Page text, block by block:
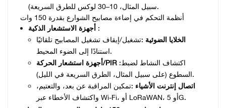
سبيل المثال، 10–30 لوكس للطرق السريعة).
أنظمة التحكم في إضاءة مصابيح الشوارع بقدرة 150 وات
:
الخلايا الضوئية :تشغيل/إيقاف تشغيل المصابيح تلقائيًا
استنادًا إلى الضوء المحيط.
أجهزة استشعار الحركة/PIR :اكتشاف النشاط لضبط
السطوع (على سبيل المثال، الطرق السريعة في الليل).
اتصال إنترنت الأشياء :تمكين المراقبة عن بعد، والتعتيم،
واكتشاف الأخطاء عبر Wi-Fi، أو LoRaWAN، أو 5G.